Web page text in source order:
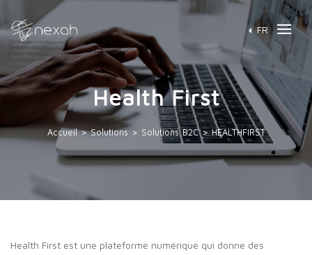
FR
Health First
Accueil > Solutions > Solutions B2C > HEALTHFIRST
Health First est une plateforme numérique qui donne des